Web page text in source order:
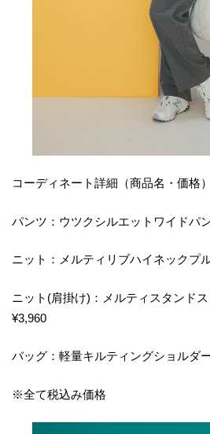
コーディネート詳細（商品名・価格）
パンツ：ウツクシルエットワイドパ
ニット：メルティリブハイネックプ
ニット(肩掛け)：メルティスタンド
¥3,960
バッグ：軽量キルティングショルダ
※全て税込み価格